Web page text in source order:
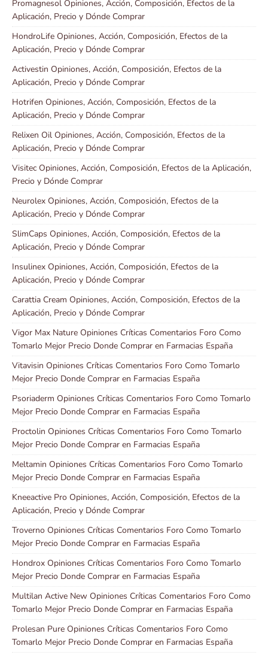
Promagnesol Opiniones, Acción, Composición, Efectos de la
Aplicación, Precio y Dónde Comprar
HondroLife Opiniones, Acción, Composición, Efectos de la
Aplicación, Precio y Dónde Comprar
Activestin Opiniones, Acción, Composición, Efectos de la
Aplicación, Precio y Dónde Comprar
Hotrifen Opiniones, Acción, Composición, Efectos de la
Aplicación, Precio y Dónde Comprar
Relixen Oil Opiniones, Acción, Composición, Efectos de la
Aplicación, Precio y Dónde Comprar
Visitec Opiniones, Acción, Composición, Efectos de la Aplicación,
Precio y Dónde Comprar
Neurolex Opiniones, Acción, Composición, Efectos de la
Aplicación, Precio y Dónde Comprar
SlimCaps Opiniones, Acción, Composición, Efectos de la
Aplicación, Precio y Dónde Comprar
Insulinex Opiniones, Acción, Composición, Efectos de la
Aplicación, Precio y Dónde Comprar
Carattia Cream Opiniones, Acción, Composición, Efectos de la
Aplicación, Precio y Dónde Comprar
Vigor Max Nature Opiniones Críticas Comentarios Foro Como
Tomarlo Mejor Precio Donde Comprar en Farmacias España
Vitavisin Opiniones Críticas Comentarios Foro Como Tomarlo
Mejor Precio Donde Comprar en Farmacias España
Psoriaderm Opiniones Críticas Comentarios Foro Como Tomarlo
Mejor Precio Donde Comprar en Farmacias España
Proctolin Opiniones Críticas Comentarios Foro Como Tomarlo
Mejor Precio Donde Comprar en Farmacias España
Meltamin Opiniones Críticas Comentarios Foro Como Tomarlo
Mejor Precio Donde Comprar en Farmacias España
Kneeactive Pro Opiniones, Acción, Composición, Efectos de la
Aplicación, Precio y Dónde Comprar
Troverno Opiniones Críticas Comentarios Foro Como Tomarlo
Mejor Precio Donde Comprar en Farmacias España
Hondrox Opiniones Críticas Comentarios Foro Como Tomarlo
Mejor Precio Donde Comprar en Farmacias España
Multilan Active New Opiniones Críticas Comentarios Foro Como
Tomarlo Mejor Precio Donde Comprar en Farmacias España
Prolesan Pure Opiniones Críticas Comentarios Foro Como
Tomarlo Mejor Precio Donde Comprar en Farmacias España